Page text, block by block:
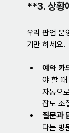
**3. 상황
우리 팝업 운
기만 하세요.
예약 카
야 할 때
자동으
잡도 조
질문과
다는 방